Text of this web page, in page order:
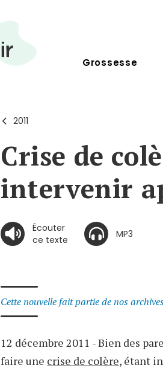
Grossesse
2011
Crise de
intervenir
Écouter
ce texte
MP3
Cette nouvelle fait partie de nos
12 décembre 2011 - Bien des
faire une crise de colère, étant